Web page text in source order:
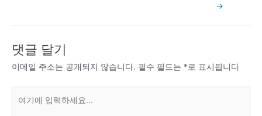
→
댓글 달기
이메일 주소는 공개되지 않습니다. 필수 필드는 *로 표시됩니다